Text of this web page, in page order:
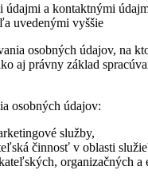
údajmi a kontaktnými
uvedenými vyššie
osobných údajov, na
aj právny základ
osobných údajov:
služby,
činnosť v oblasti
organizačných a